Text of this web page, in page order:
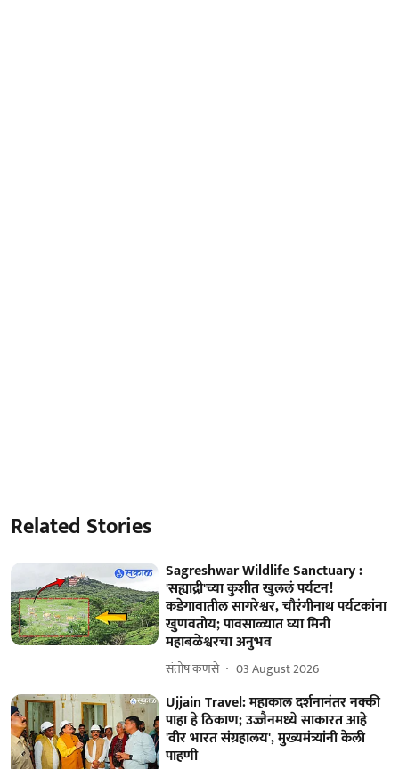
Related Stories
Sagreshwar Wildlife Sanctuary :
'सह्याद्री'च्या कुशीत खुललं पर्यटन!
कडेगावातील सागरेश्वर, चौरंगीनाथ पर्यटकांना
खुणवतोय; पावसाळ्यात घ्या मिनी
महाबळेश्वरचा अनुभव
संतोष कणसे 03 August 2026
Ujjain Travel: महाकाल दर्शनानंतर नक्की
पाहा हे ठिकाण; उज्जैनमध्ये साकारत आहे
'वीर भारत संग्रहालय', मुख्यमंत्र्यांनी केली
पाहणी